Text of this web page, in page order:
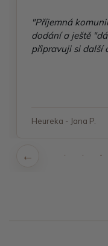
"Příjemná
dodání a ještě
připravuji si další
Heureka - Jana P.